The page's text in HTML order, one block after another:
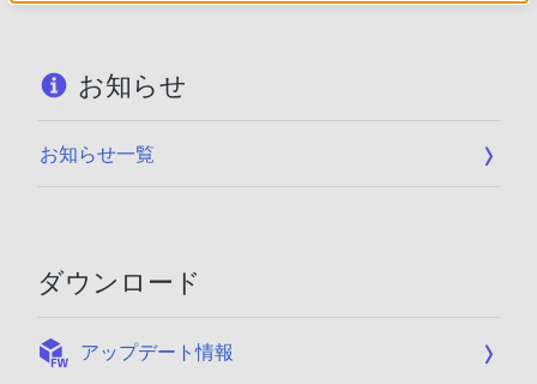
お知らせ
お知らせ一覧
ダウンロード
アップデート情報